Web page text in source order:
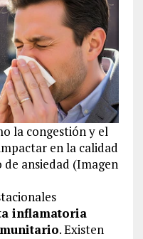
la congestión y el
en la calidad
ansiedad (Imagen
inflamatoria
. Existen